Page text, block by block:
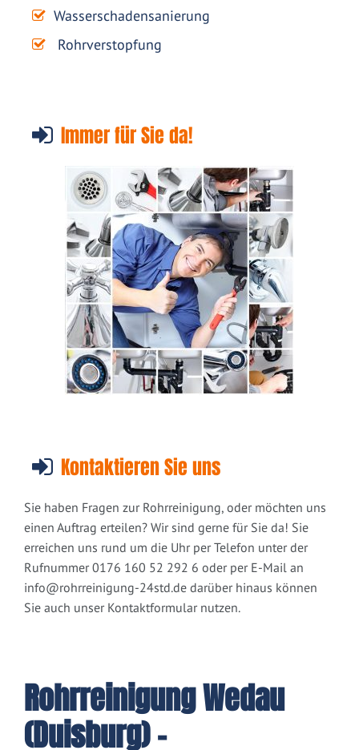
Wasserschadensanierung
Rohrverstopfung
Immer für Sie da!
Kontaktieren Sie uns
Sie haben Fragen zur Rohrreinigung, oder möchten uns
einen Auftrag erteilen? Wir sind gerne für Sie da! Sie
erreichen uns rund um die Uhr per Telefon unter der
Rufnummer 0176 160 52 292 6 oder per E-Mail an
info@rohrreinigung-24std.de darüber hinaus können
Sie auch unser Kontaktformular nutzen.
Rohrreinigung Wedau
(Duisburg) -